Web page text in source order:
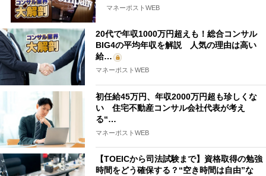
マネーポストWEB
20代で年収1000万円超えも！総合コンサル
BIG4の平均年収を解説 人気の理由は高い
給…
マネーポストWEB
初任給45万円、年収2000万円超も珍しくな
い 住宅不動産コンサル会社代表が考え
る“…
マネーポストWEB
【TOEICから司法試験まで】資格取得の勉強
時間をどう確保する？“空き時間は自由”な